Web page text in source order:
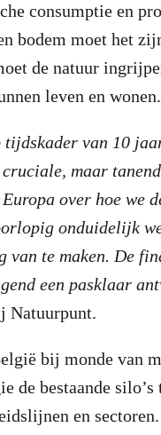
consumptie en
bodem moet het
de natuur
leven en wonen.
tijdskader van 10
maar
over hoe we
onduidelijk
van te maken. De
een pasklaar
Natuurpunt.
bij monde van
de bestaande
en